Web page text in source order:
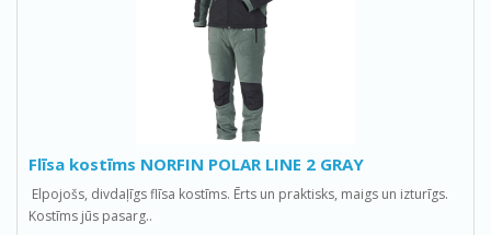
Flīsa kostīms NORFIN POLAR LINE 2 GRAY
Elpojošs, divdaļīgs flīsa kostīms. Ērts un praktisks, maigs un izturīgs.
Kostīms jūs pasarg..